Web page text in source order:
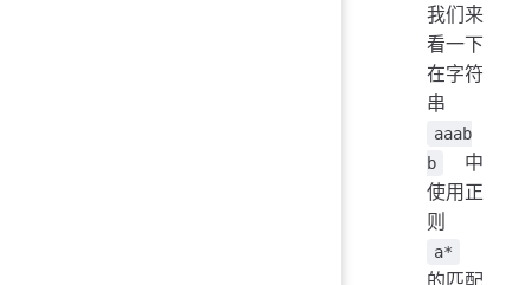
我们来
看一下
在字符
串
aaab
b
中
使用正
则
a*
的匹配